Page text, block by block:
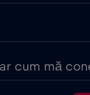
cum mă